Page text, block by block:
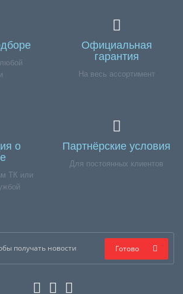
Официальная
гарантия
На весь ассортимент
о
ТК или
Партнёрские условия
Для постоянных клиентов
Готово